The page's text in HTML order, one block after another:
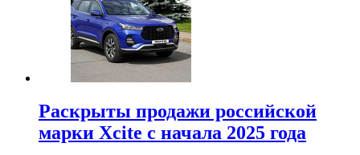
Раскрыты продажи российской
марки Xcite с начала 2025 года